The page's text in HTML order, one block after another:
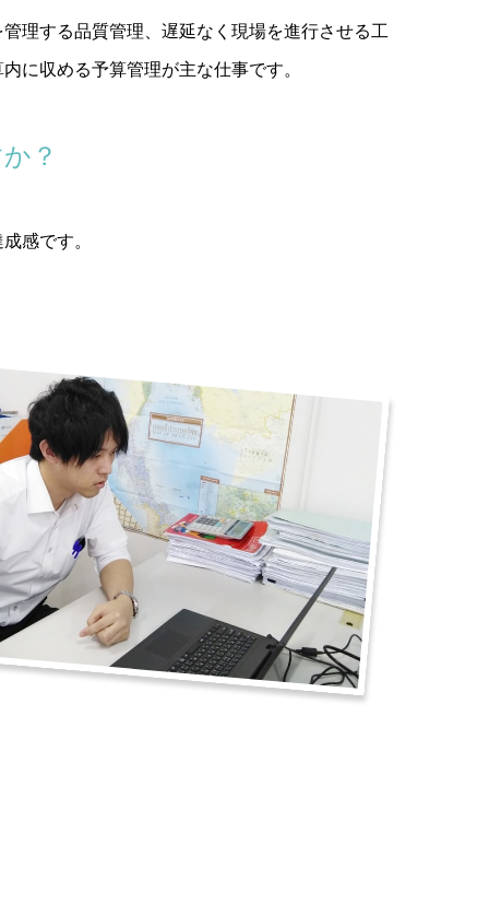
理する品質管理、遅延なく現場を進行させる工
に収める予算管理が主な仕事です。
？
感です。